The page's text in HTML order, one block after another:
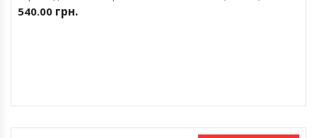
540.00 грн.